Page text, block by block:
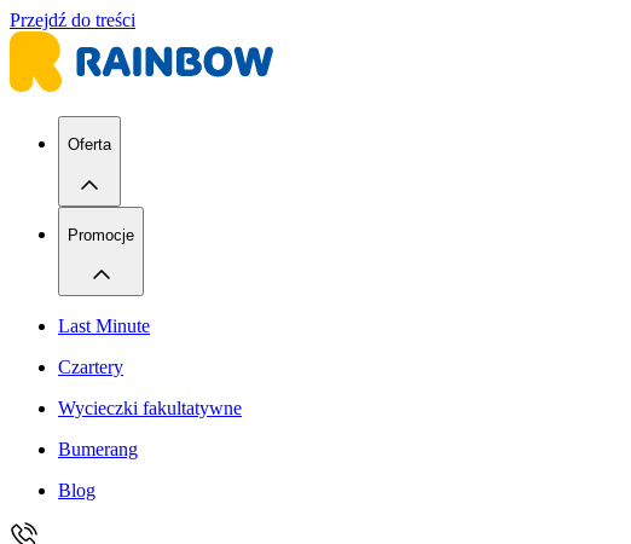
Przejdź do treści
Oferta
Promocje
Last Minute
Czartery
Wycieczki fakultatywne
Bumerang
Blog